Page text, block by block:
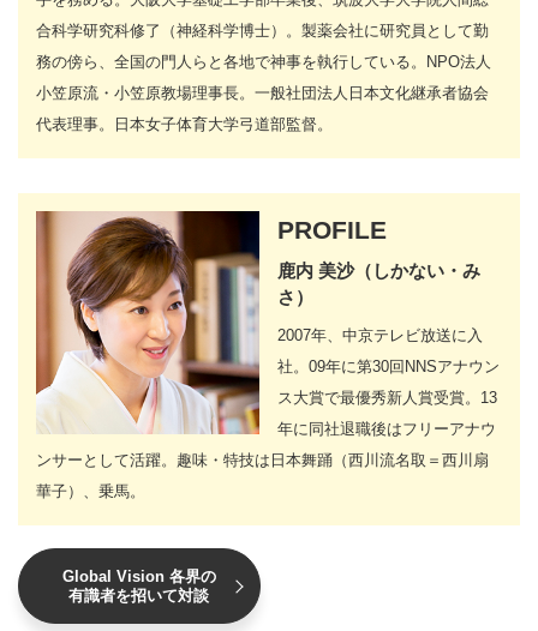
合科学研究科修了（神経科学博士）。製薬会社に研究員として勤
務の傍ら、全国の門人らと各地で神事を執行している。NPO法人
小笠原流・小笠原教場理事長。一般社団法人日本文化継承者協会
代表理事。日本女子体育大学弓道部監督。
PROFILE
鹿内 美沙（しかない・み
さ）
2007年、中京テレビ放送に入
社。09年に第30回NNSアナウン
ス大賞で最優秀新人賞受賞。13
年に同社退職後はフリーアナウ
ンサーとして活躍。趣味・特技は日本舞踊（西川流名取＝西川扇
華子）、乗馬。
Global Vision 各界の
有識者を招いて対談